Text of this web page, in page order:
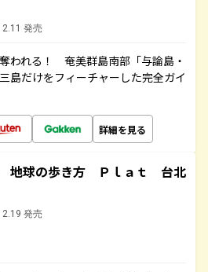
発売
われる！ 奄美群島南部「与論島・
島だけをフィーチャーした完全ガイ
詳細を見る
地球の歩き方 Ｐｌａｔ 台北
発売